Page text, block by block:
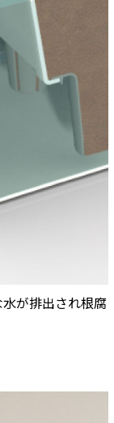
が排出され根腐